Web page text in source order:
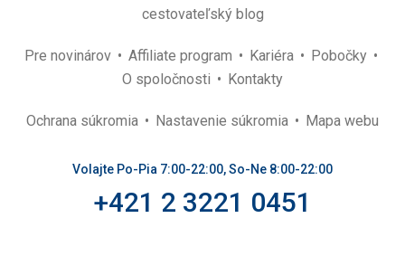
cestovateľský blog
Pre novinárov Affiliate program Kariéra
Pobočky
O spoločnosti
Kontakty
Ochrana súkromia Nastavenie súkromia Mapa webu
Volajte Po-Pia 7:00-22:00, So-Ne 8:00-22:00
+421 2 3221 0451